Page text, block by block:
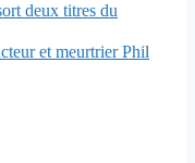
deux titres du
et meurtrier Phil